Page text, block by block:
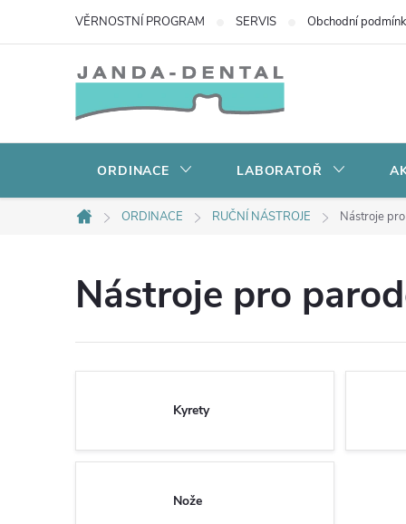
VĚRNOSTNÍ PROGRAM SERVIS Obchodní
ORDINACE LABORATOŘ
Domů
ORDINACE RUČNÍ NÁSTROJE Nástroje
Nástroje pro
Kyrety
Nože